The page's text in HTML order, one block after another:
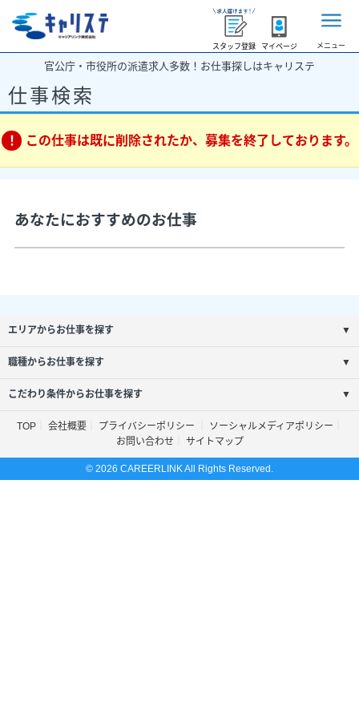
スタッフ登録 マイページ メニュー
官公庁・市役所の派遣求人多数！お仕事探しはキャリステ
仕事検索
この仕事は既に削除されたか、募集を終了しております。
あなたにおすすめのお仕事
エリアからお仕事を探す ▼
職種からお仕事を探す ▼
こだわり条件からお仕事を探す ▼
TOP 会社概要 プライバシーポリシー
ソーシャルメディアポリシー
お問い合わせ
サイトマップ
© 2026 CAREERLINK All Rights Reserved.